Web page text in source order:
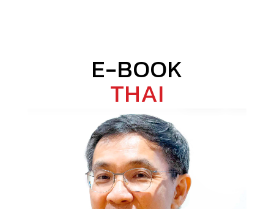
E-BOOK
THAI